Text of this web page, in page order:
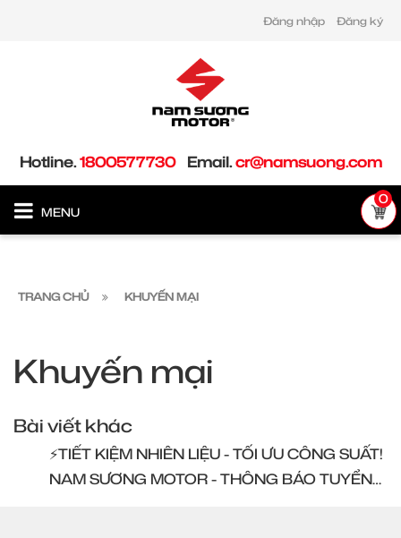
Đăng nhập Đăng ký
Hotline.1800577730 Email.cr@namsuong.com
MENU
0
TRANG CHỦ KHUYẾN MẠI
Khuyến mại
Bài viết khác
⚡️TIẾT KIỆM NHIÊN LIỆU - TỐI ƯU CÔNG SUẤT!
NAM SƯƠNG MOTOR - THÔNG BÁO TUYỂN